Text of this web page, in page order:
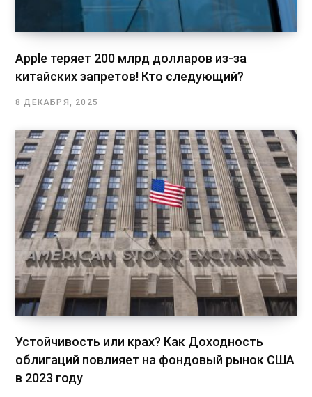
Apple теряет 200 млрд долларов из-за
китайских запретов! Кто следующий?
8 ДЕКАБРЯ, 2025
Устойчивость или крах? Как Доходность
облигаций повлияет на фондовый рынок США
в 2023 году